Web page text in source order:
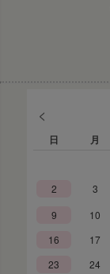
<
日 月
2
3
9 10
16
17
23
24